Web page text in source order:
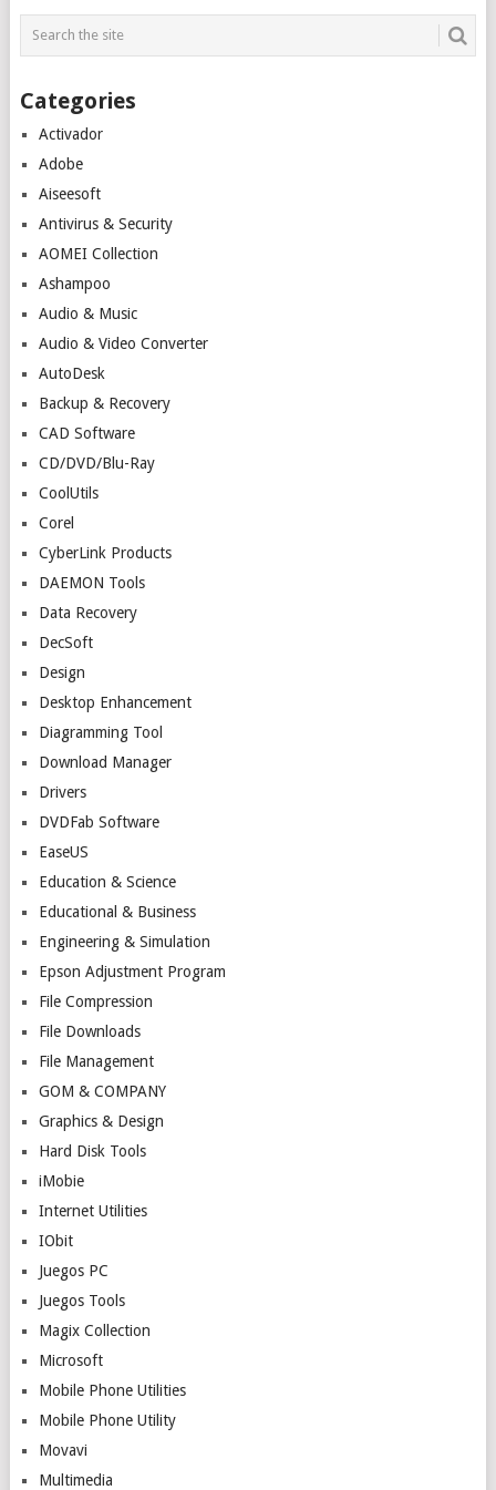
Categories
Activador
Adobe
Aiseesoft
Antivirus & Security
AOMEI Collection
Ashampoo
Audio & Music
Audio & Video Converter
AutoDesk
Backup & Recovery
CAD Software
CD/DVD/Blu-Ray
CoolUtils
Corel
CyberLink Products
DAEMON Tools
Data Recovery
DecSoft
Design
Desktop Enhancement
Diagramming Tool
Download Manager
Drivers
DVDFab Software
EaseUS
Education & Science
Educational & Business
Engineering & Simulation
Epson Adjustment Program
File Compression
File Downloads
File Management
GOM & COMPANY
Graphics & Design
Hard Disk Tools
iMobie
Internet Utilities
IObit
Juegos PC
Juegos Tools
Magix Collection
Microsoft
Mobile Phone Utilities
Mobile Phone Utility
Movavi
Multimedia